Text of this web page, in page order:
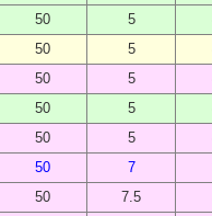
50 5
50 5
50 5
50 5
50 5
50 7
50 7.5